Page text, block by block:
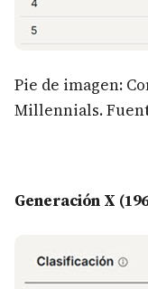
Pie de imagen:
Millennials.
Generación X